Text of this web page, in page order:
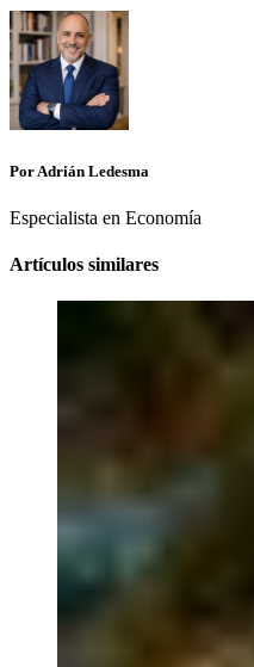
Por Adrián Ledesma
Especialista en Economía
Artículos similares